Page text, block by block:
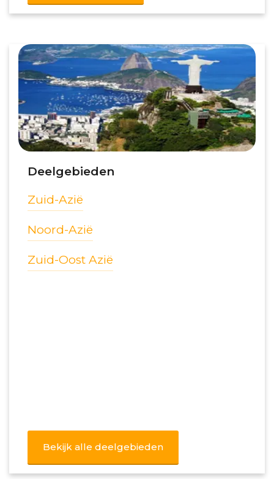
Deelgebieden
Zuid-Azië
Noord-Azië
Zuid-Oost Azië
Bekijk alle deelgebieden